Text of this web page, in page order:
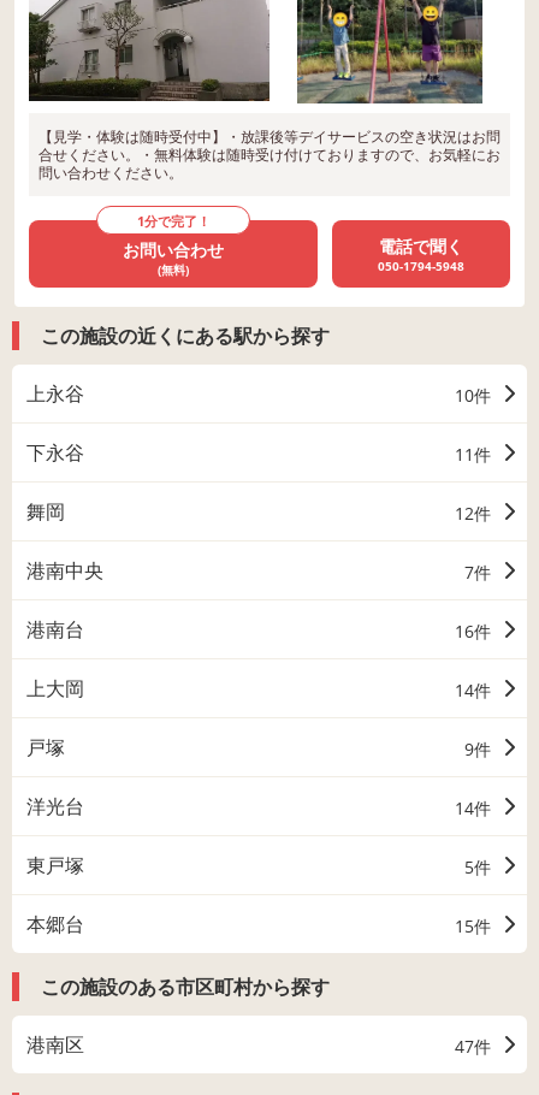
【見学・体験は随時受付中】・放課後等デイサービスの空き状況はお問
合せください。・無料体験は随時受け付けておりますので、お気軽にお
問い合わせください。
1分で完了！
お問い合わせ
(無料)
電話で聞く
050-1794-5948
この施設の近くにある駅から探す
上永谷 10件
下永谷 11件
舞岡 12件
港南中央 7件
港南台 16件
上大岡 14件
戸塚 9件
洋光台 14件
東戸塚 5件
本郷台 15件
この施設のある市区町村から探す
港南区 47件